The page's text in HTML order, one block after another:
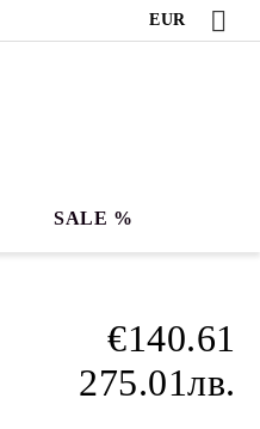
EUR
SALE %
€140.61
275.01лв.